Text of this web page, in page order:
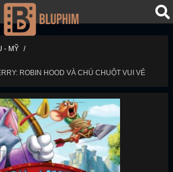
- MỸ
ROBIN HOOD VÀ CHÚ CHUỘT VUI VẺ